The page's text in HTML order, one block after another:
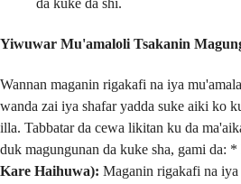
Yiwuwar Mu'amaloli Tsakanin
Wannan maganin rigakafi na iya
wanda zai iya shafar yadda suke aiki ko
illa. Tabbatar da cewa likitan ku da
duk magungunan da kuke sha, gami da: *
Kare Haihuwa): Maganin rigakafi na